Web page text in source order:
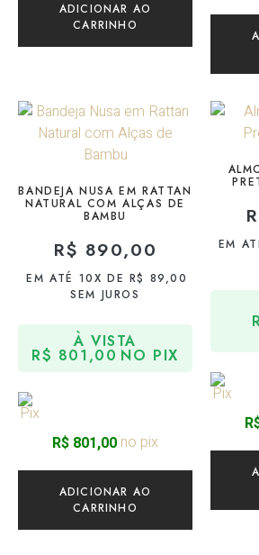
ADICIONAR AO
CARRINHO
BANDEJA NUSA EM RATTAN
NATURAL COM ALÇAS DE
BAMBU
R$ 890,00
EM ATÉ 10X DE R$ 89,00
SEM JUROS
À VISTA
R$ 801,00 NO PIX
R$ 801,00 no pix
ADICIONAR AO
CARRINHO
EM